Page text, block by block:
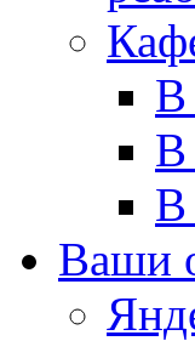
В
В
В
Ваши